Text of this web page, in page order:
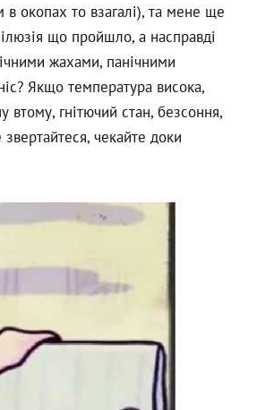
окопах то взагалі), та мене ще
що пройшло, а насправді
жахами, панічними
Якщо температура висока,
втому, гнітючий стан, безсоння,
чекайте доки